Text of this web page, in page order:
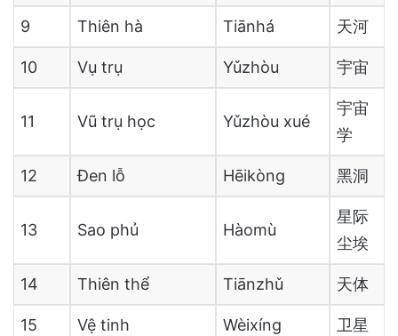
9 Thiên hà Tiānhá 天河
10 Vụ trụ Yǔzhòu 宇宙
11 Vũ trụ học Yǔzhòu xué
宇宙
学
12 Đen lỗ Hēikòng 黑洞
13 Sao phủ Hàomù
星际
尘埃
14 Thiên thể Tiānzhǔ 天体
15 Vệ tinh Wèixíng 卫星